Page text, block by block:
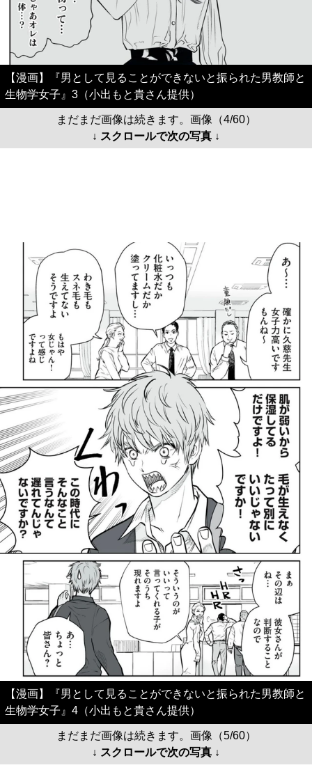
【漫画】『男として見ることができないと振られた男教師と
生物学女子』3（小出もと貴さん提供）
まだまだ画像は続きます。画像（4/60）
↓ スクロールで次の写真 ↓
【漫画】『男として見ることができないと振られた男教師と
生物学女子』4（小出もと貴さん提供）
まだまだ画像は続きます。画像（5/60）
↓ スクロールで次の写真 ↓